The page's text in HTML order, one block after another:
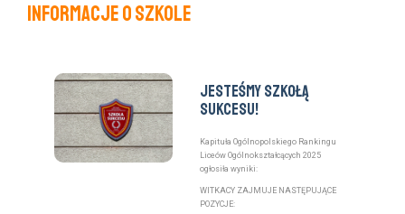
Informacje o szkole
Jesteśmy Szkołą
Sukcesu!
Kapituła Ogólnopolskiego Rankingu
Liceów Ogólnokształcących 2025
ogłosiła wyniki:
WITKACY ZAJMUJE NASTĘPUJĄCE
POZYCJE: